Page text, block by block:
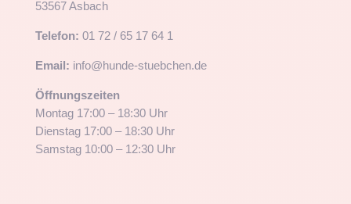
53567 Asbach
Telefon: 01 72 / 65 17 64 1
Email: info@hunde-stuebchen.de
Öffnungszeiten
Montag 17:00 – 18:30 Uhr
Dienstag 17:00 – 18:30 Uhr
Samstag 10:00 – 12:30 Uhr